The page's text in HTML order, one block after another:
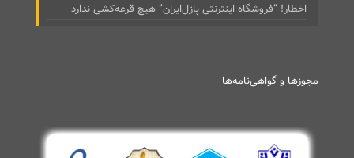
اخطار! “فروشگاه اینترنتی پازل‌ایران” هیچ قرعه‌کشی ندارد
مجوزها و گواهی‌نامه‌ها